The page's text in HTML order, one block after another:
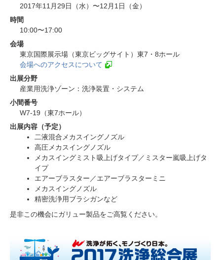
2017年11月29日（水）〜12月1日（金）
時間
10:00〜17:00
会場
東京国際展示場（東京ビッグサイト）東7・8ホール
会場へのアクセスについて
出展分野
産業用洗浄ゾーン：洗浄装置・システム
小間番号
W7-19（東7ホール）
出展内容（予定）
二液混合メカスイングノズル
高圧メカスイングノズル
メカスイングミスト吸上げタイプ／ミスター嵐吸上げタ
イプ
エアーブラスター／エアーブラスターミニ
メカスイングノズル
精密洗浄用ブラシガンなど
是非この機会にガリュー製品をご高覧ください。